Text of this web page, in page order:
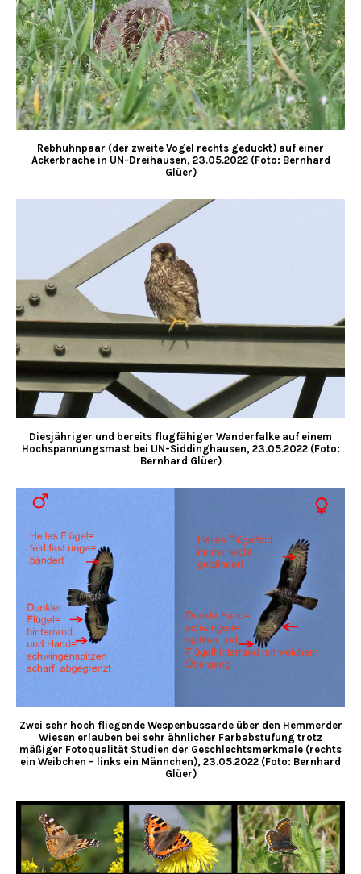
Rebhuhnpaar (der zweite Vogel rechts geduckt) auf einer
Ackerbrache in UN-Dreihausen, 23.05.2022 (Foto: Bernhard
Glüer)
Diesjähriger und bereits flugfähiger Wanderfalke auf einem
Hochspannungsmast bei UN-Siddinghausen, 23.05.2022 (Foto:
Bernhard Glüer)
Zwei sehr hoch fliegende Wespenbussarde über den Hemmerder
Wiesen erlauben bei sehr ähnlicher Farbabstufung trotz
mäßiger Fotoqualität Studien der Geschlechtsmerkmale (rechts
ein Weibchen – links ein Männchen), 23.05.2022 (Foto: Bernhard
Glüer)